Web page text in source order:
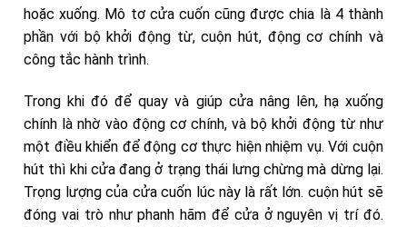
hoặc xuống. Mô tơ cửa cuốn cũng được chia là 4 thành
phần với bộ khởi động từ, cuộn hút, động cơ chính và
công tắc hành trình.
Trong khi đó để quay và giúp cửa nâng lên, hạ xuống
chính là nhờ vào động cơ chính, và bộ khởi động từ như
một điều khiển để động cơ thực hiện nhiệm vụ. Với cuộn
hút thì khi cửa đang ở trạng thái lưng chừng mà dừng lại.
Trọng lượng của cửa cuốn lúc này là rất lớn. cuộn hút sẽ
đóng vai trò như phanh hãm để cửa ở nguyên vị trí đó.